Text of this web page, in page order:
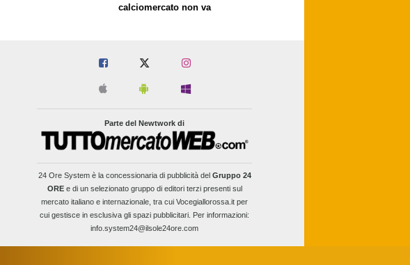
calciomercato non va
Parte del Newtwork di
24 Ore Systemè la concessionaria di pubblicità del Gruppo 24
OREe di un selezionato gruppo di editori terzi presenti sul
mercato italiano e internazionale, tra cui Vocegiallorossa.it per
cui gestisce in esclusiva gli spazi pubblicitari. Per informazioni:
info.system24@ilsole24ore.com